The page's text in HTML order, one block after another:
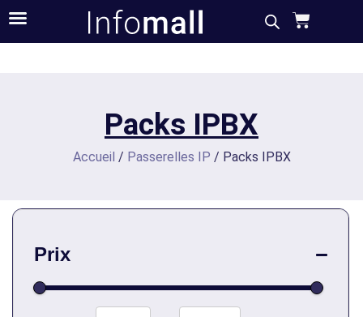
Packs IPBX
Accueil / Passerelles IP / Packs IPBX
Prix